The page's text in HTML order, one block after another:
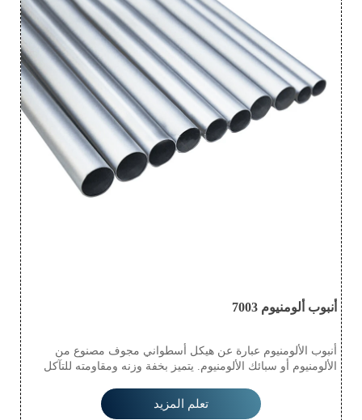
أنبوب ألومنيوم 7003
أنبوب الألومنيوم عبارة عن هيكل أسطواني مجوف مصنوع من
الألومنيوم أو سبائك الألومنيوم. يتميز بخفة وزنه ومقاومته للتآكل
السيارات والفضاء والسباكة والبناء. يُسهّل سطحه الأملس تدفق
السوائل، بينما تضمن متانته طول عمره في البيئات الصعبة. كما
تعلم المزيد